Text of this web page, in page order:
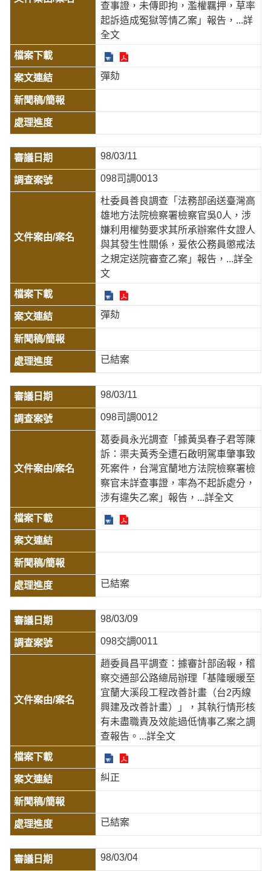
查事證，未傳即拘，濫權羈押，草率
起訴造成冤獄等情乙案」報告， ...詳
全文
彈劾
98/03/11
098司調0013
杜委員善良調查「法務部函送臺灣高
雄地方法院檢察署檢察官吳0人，涉
嫌利用權勢要求其所承辦案件女證人
與其發生性關係，爰依公務員懲戒法
之規定送院審查乙案」報告， ...詳全
文
彈劾
已結案
98/03/11
098司調0012
葛委員永光調查「據黃吳春子君等陳
訴：渠夫黃秀全遭石啟明駕車肇事致
死案件，台灣宜蘭地方法院檢察署檢
察官未詳查事證，率為不起訴處分，
涉有違失乙案」報告， ...詳全文
已結案
98/03/09
098交調0011
趙委員昌平調查：據審計部函報，稽
察交通部公路總局辦理「基隆暖暖至
宜蘭大溪段工程改善計畫（台2丙線
興建及改善計畫）」，其執行情形核
有未盡職責及效能過低情事乙案之調
查報告。 ...詳全文
糾正
已結案
98/03/04